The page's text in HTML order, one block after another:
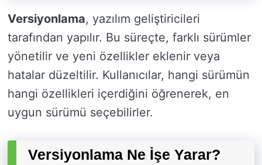
Versiyonlama, yazılım geliştiricileri
tarafından yapılır. Bu süreçte, farklı sürümler
yönetilir ve yeni özellikler eklenir veya
hatalar düzeltilir. Kullanıcılar, hangi sürümün
hangi özellikleri içerdiğini öğrenerek, en
uygun sürümü seçebilirler.
Versiyonlama Ne İşe Yarar?